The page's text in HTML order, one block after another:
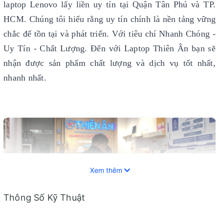
laptop Lenovo lấy liền uy tín tại Quận Tân Phú và TP.
HCM. Chúng tôi hiểu rằng uy tín chính là nền tảng vững
chắc để tồn tại và phát triển. Với tiêu chí Nhanh Chóng -
Uy Tín - Chất Lượng. Đến với Laptop Thiên Ân bạn sẽ
nhận được sản phẩm chất lượng và dịch vụ tốt nhất,
nhanh nhất.
Xem thêm
Thông Số Kỹ Thuật